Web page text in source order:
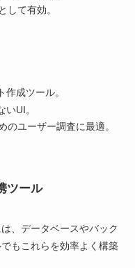
して有効。
成ツール。
UI。
のユーザー調査に最適。
ツール
、データベースやバック
もこれらを効率よく構築